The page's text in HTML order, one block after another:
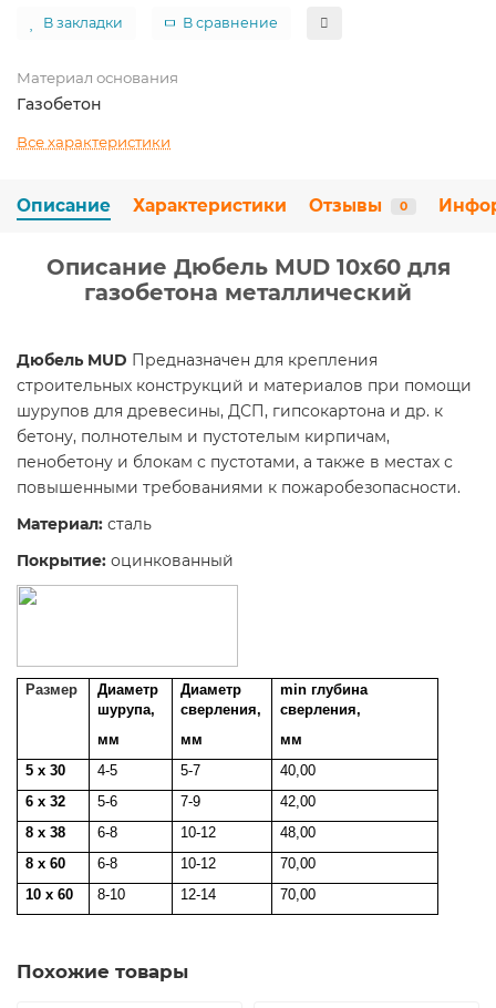
В закладки В сравнение
Материал основания
Газобетон
Все характеристики
Описание Характеристики Отзывы 0
Описание Дюбель MUD 10х60 для
газобетона металлический
Дюбель MUD Предназначен для крепления
строительных конструкций и материалов при помощи
шурупов для древесины, ДСП, гипсокартона и др. к
бетону, полнотелым и пустотелым кирпичам,
пенобетону и блокам с пустотами, а также в местах с
повышенными требованиями к пожаробезопасности.
Материал: сталь
Покрытие: оцинкованный
Размер
Диаметр
шурупа,
мм
Диаметр
сверления,
мм
min глубина
сверления,
мм
5 x 30
4-5 5-7
40,00
6 x 32
5-6 7-9
42,00
8 x 38
6-8 10-12
48,00
8 x 60
6-8 10-12
70,00
10 x 60
8-10 12-14 70,00
Похожие товары